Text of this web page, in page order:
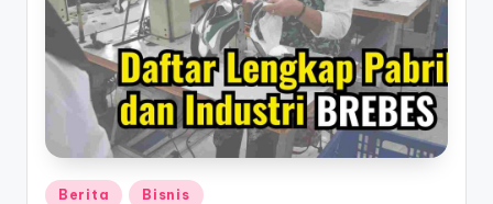
Posted
Berita Bisnis